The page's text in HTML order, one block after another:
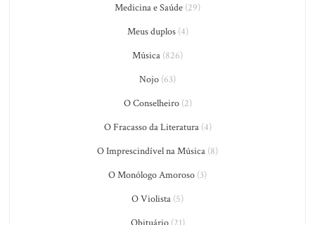
Medicina e Saúde (29)
Meus duplos(4)
Música (826)
Nojo (63)
O Conselheiro(2)
O Fracasso da Literatura(4)
O Imprescindível na Música (8)
O Monólogo Amoroso (3)
O Violista (5)